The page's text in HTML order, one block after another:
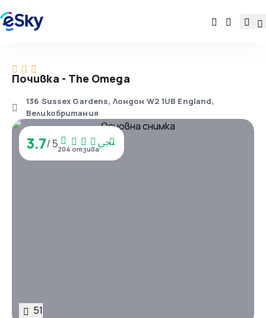
Почивка - The Omega
136 Sussex Gardens, Лондон W2 1UB England,
Великобритания
3.7/ 5204 отзива
51